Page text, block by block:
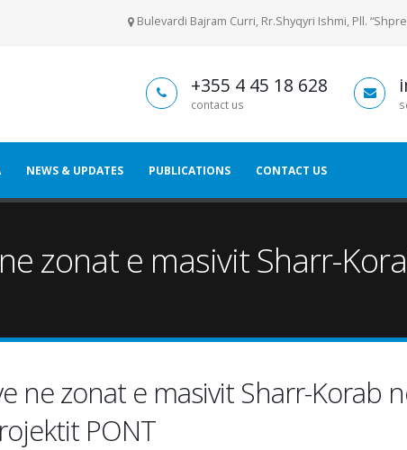
Bulevardi Bajram Curri, Rr.Shyqyri Ishmi, Pll.
+355 4 45 18 628
contact us
NEWS & UPDATES PUBLICATIONS CONTACT US
zonat e masivit Sharr-
ne zonat e masivit Sharr-Korab
PONT